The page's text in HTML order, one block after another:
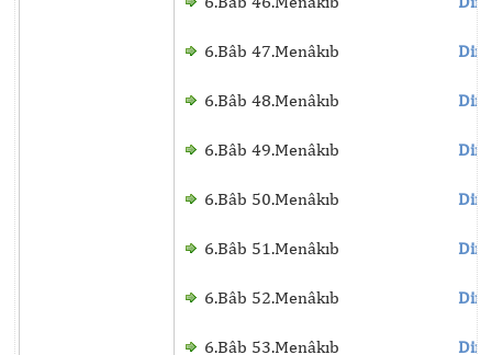
6.Bâb 47.Menâkıb
6.Bâb 48.Menâkıb
6.Bâb 49.Menâkıb
6.Bâb 50.Menâkıb
6.Bâb 51.Menâkıb
6.Bâb 52.Menâkıb
6.Bâb 53.Menâkıb